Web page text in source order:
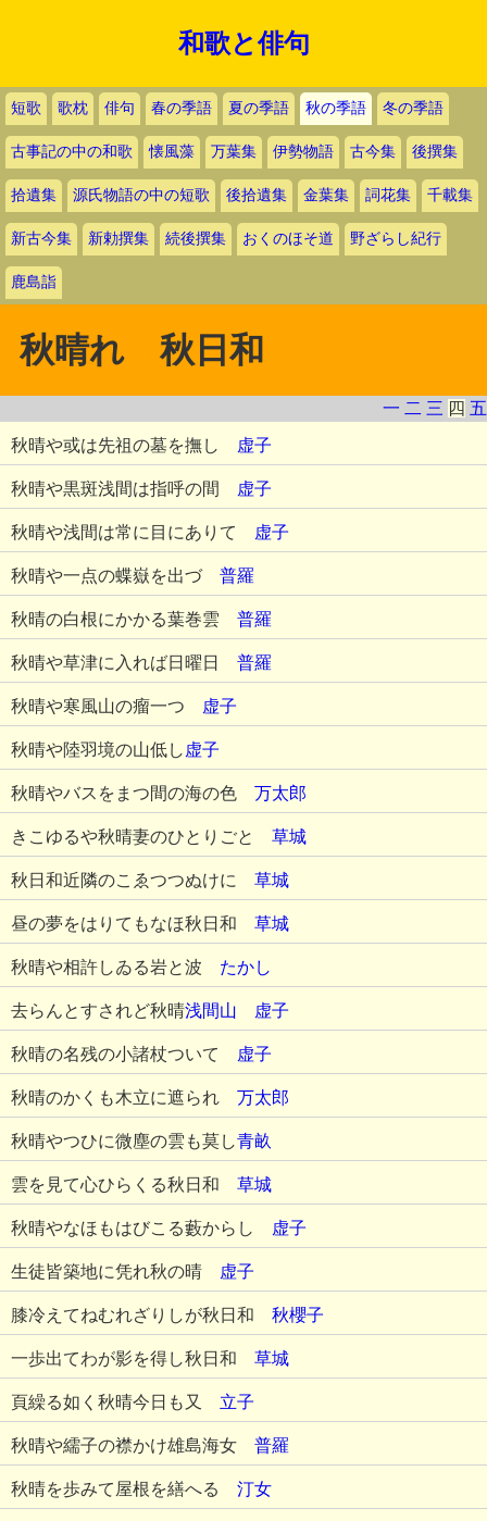
和歌と俳句
短歌 歌枕 俳句 春の季語 夏の季語 秋の季語 冬の季語
古事記の中の和歌 懐風藻 万葉集 伊勢物語 古今集 後撰集
拾遺集 源氏物語の中の短歌 後拾遺集 金葉集 詞花集 千載集
新古今集 新勅撰集 続後撰集 おくのほそ道 野ざらし紀行
鹿島詣
秋晴れ 秋日和
一 二 三 四 五
秋晴や或は先祖の墓を撫し
虚子
秋晴や黒斑浅間は指呼の間 虚子
秋晴や浅間は常に目にありて 虚子
秋晴や一点の蝶嶽を出づ 普羅
秋晴の白根にかかる葉巻雲 普羅
秋晴や草津に入れば日曜日 普羅
秋晴や寒風山の瘤一つ 虚子
秋晴や陸羽境の山低し 虚子
秋晴やバスをまつ間の海の色 万太郎
きこゆるや秋晴妻のひとりごと 草城
秋日和近隣のこゑつつぬけに 草城
昼の夢をはりてもなほ秋日和 草城
秋晴や相許しゐる岩と波 たかし
去らんとすされど秋晴浅間山 虚子
秋晴の名残の小諸杖ついて 虚子
秋晴のかくも木立に遮られ 万太郎
秋晴やつひに微塵の雲も莫し青畝
雲を見て心ひらくる秋日和 草城
秋晴やなほもはびこる藪からし 虚子
生徒皆築地に凭れ秋の晴 虚子
膝冷えてねむれざりしが秋日和 秋櫻子
一歩出てわが影を得し秋日和 草城
頁繰る如く秋晴今日も又 立子
秋晴や繻子の襟かけ雄島海女 普羅
秋晴を歩みて屋根を繕へる 汀女